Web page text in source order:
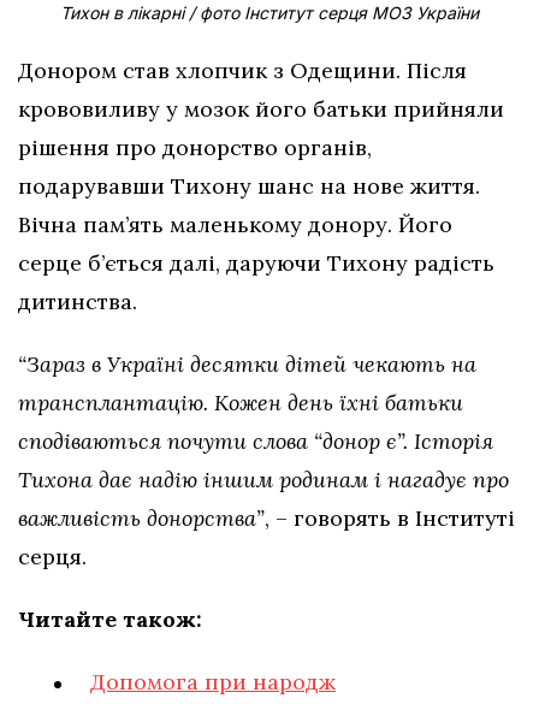
Тихон в лікарні / фото Інститут серця МОЗ України
Донором став хлопчик з Одещини. Після
крововиливу у мозок його батьки прийняли
рішення про донорство органів,
подарувавши Тихону шанс на нове життя.
Вічна пам’ять маленькому донору. Його
серце б’ється далі, даруючи Тихону радість
дитинства.
“Зараз в Україні десятки дітей чекають на
трансплантацію. Кожен день їхні батьки
сподіваються почути слова “донор є”. Історія
Тихона дає надію іншим родинам і нагадує про
важливість донорства”, – говорять в Інституті
серця.
Читайте також:
Допомога при народж